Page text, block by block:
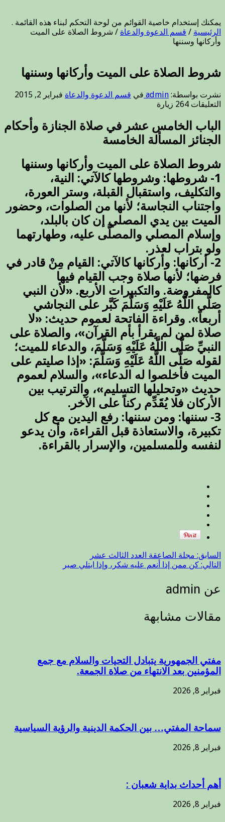
يمكنك إستخدام خاصية القوائم من لوحة التحكم لبناء هذه القائمة .
الرئيسية / قسم الدعوة والدعاة / شروط الصلاة على الميت
وأركانها وسننها
شروط الصلاة على الميت وأركانها وسننها
نشرت بواسطة: admin في قسم الدعوة والدعاة فبراير 2, 2015
التعليقات على
الصلاة
على
الميت
وسننها
مغلقة
264 زيارة
الباب الخامس عشر في صلاة الجنازة وأحكام
الجنائز المسألة الخامسة
شروط الصلاة على الميت وأركانها وسننها
1- شروطها: وشروطها كالآتي: النية،
والتكليف، واستقبال القبلة، وستر العورة،
واجتناب النجاسة؛ لأنها من الصلوات، وحضور
الميت بين يدي المصلي إن كان بالبلد،
وإسلام المصلي والمصلَّى عليه، وطهارتهما
ولو بتراب لعذر.
2- أركانها: وأركانها كالآتي: القيام مِنْ قادر في
فرضها؛ لأنها صلاة وجب القيام فيها
كالمفروضة. والتكبيرات الأربع. «لأن النبي
صَلَّى اللَّهُ عَلَيْهِ وَسَلَّمَ كَبَّر على النجاشي
أربعاً». وقراءة الفاتحة لعموم حديث: «لا
صلاة لمن لم يقرأ بأم القرآن»، والصلاة على
النبيِّ صَلَّى اللَّهُ عَلَيْهِ وَسَلَّمَ، والدعاء للميت؛
لقوله صَلَّى اللَّهُ عَلَيْهِ وَسَلَّمَ: «إذا صليتم على
الميت فأخلصوا له الدعاء»، والسلام لعموم
حديث «وتحليلها التسليم»، والترتيب بين
الأركان فلا يُقَدِّم ركناً على الآخر.
3- سننها: ومن سننها: رفع اليدين مع كل
تكبيرة، والاستعاذة قبل القراءة، وأن يدعو
لنفسه وللمسلمين، والإسرار بالقراءة.
السابق: مجلة الصاعقة العدد الثالث عشر
التالي: كن ممن إذا أنعم عليه شكر، وإذا ابتلي صبر
عن admin
مقالات مشابهة
مفتي الجمهورية يتبادل التحيات والسلام مع جمع
المؤمنين بعد الانتهاء من صلاة الجمعة.
فبراير 8, 2026
سماحة المفتي… بين الحكمة الدينية والرؤية السياسية
فبراير 8, 2026
أهم أحداث بداية شعبان :
فبراير 8, 2026